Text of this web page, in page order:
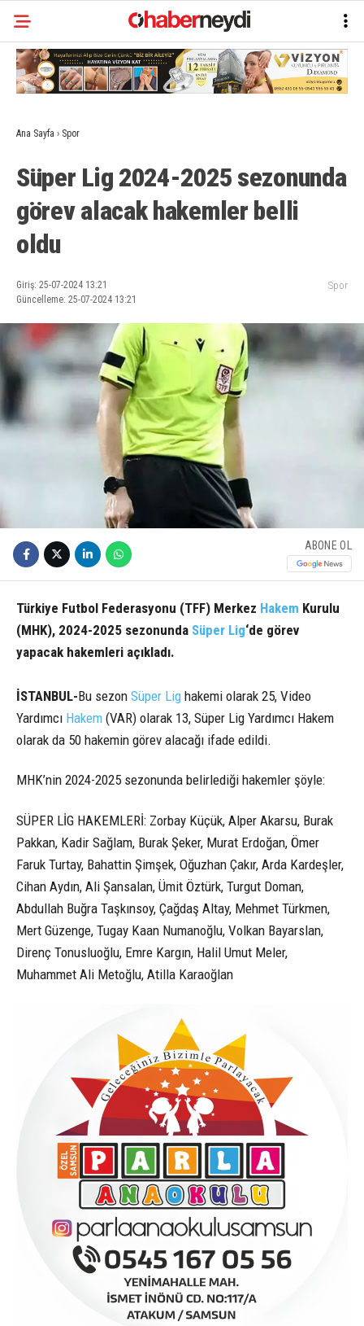
Ana Sayfa › Spor
Süper Lig 2024-2025 sezonunda
görev alacak hakemler belli
oldu
Giriş: 25-07-2024 13:21
Güncelleme: 25-07-2024 13:21
Spor
ABONE OL
Türkiye Futbol Federasyonu (TFF) Merkez Hakem Kurulu
(MHK), 2024-2025 sezonunda Süper Lig‘de görev
yapacak hakemleri açıkladı.
İSTANBUL-Bu sezon Süper Lig hakemi olarak 25, Video
Yardımcı Hakem (VAR) olarak 13, Süper Lig Yardımcı Hakem
olarak da 50 hakemin görev alacağı ifade edildi.
MHK’nin 2024-2025 sezonunda belirlediği hakemler şöyle:
SÜPER LİG HAKEMLERİ: Zorbay Küçük, Alper Akarsu, Burak
Pakkan, Kadir Sağlam, Burak Şeker, Murat Erdoğan, Ömer
Faruk Turtay, Bahattin Şimşek, Oğuzhan Çakır, Arda Kardeşler,
Cihan Aydın, Ali Şansalan, Ümit Öztürk, Turgut Doman,
Abdullah Buğra Taşkınsoy, Çağdaş Altay, Mehmet Türkmen,
Mert Güzenge, Tugay Kaan Numanoğlu, Volkan Bayarslan,
Direnç Tonusluoğlu, Emre Kargın, Halil Umut Meler,
Muhammet Ali Metoğlu, Atilla Karaoğlan